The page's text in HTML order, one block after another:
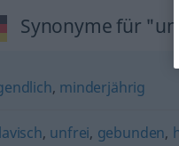
Synonyme für
, minderjährig
, unfrei, gebunden,